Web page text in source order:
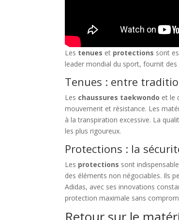
Les tenues et protections sont
leader mondial du sport, fournit
Tenues : entre
Les chaussures taekwondo et le
mouvement et résistance. Les
à la transpiration excessive. La
les plus rigoureux.
Protections : la
Les protections sont
des éléments non négociables. Ils
Adidas, avec ses innovations
protection maximale sans
Retour sur le